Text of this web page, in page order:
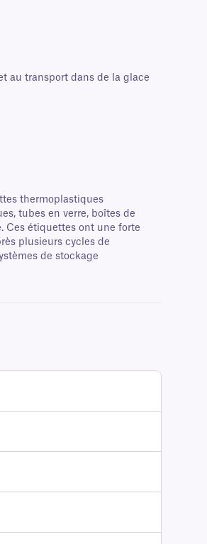
au transport dans de la glace
thermoplastiques
tubes en verre, boîtes de
Ces étiquettes ont une forte
plusieurs cycles de
de stockage